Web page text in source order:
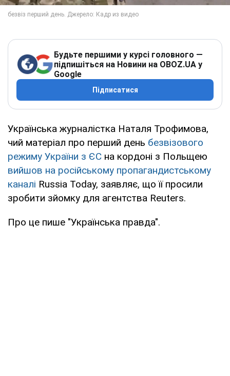
Будьте першими у курсі головного —
підпишіться на Новини на OBOZ.UA у
Google
Підписатися
Українська журналістка Наталя Трофимова,
чий матеріал про перший день безвізового
режиму України з ЄС на кордоні з Польщею
вийшов на російському пропагандистському
каналі Russia Today, заявляє, що її просили
зробити зйомку для агентства Reuters.
Про це пише "Українська правда".